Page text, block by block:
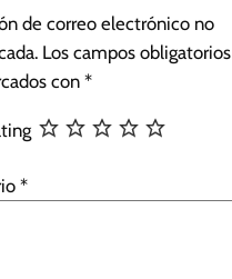
de correo electrónico no
Los campos obligatorios
con *
*